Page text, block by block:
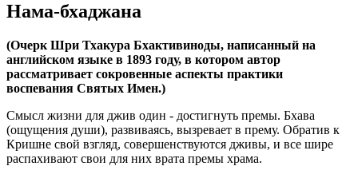
Нама-бхаджана
(Очерк Шри Тхакура Бхактивиноды, написанный на
английском языке в 1893 году, в котором автор
рассматривает сокровенные аспекты практики
воспевания Святых Имен.)
Смысл жизни для джив один - достигнуть премы. Бхава
(ощущения души), развиваясь, вызревает в прему. Обратив к
Кришне свой взгляд, совершенствуются дживы, и все шире
распахивают свои для них врата премы храма.